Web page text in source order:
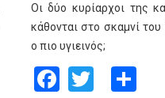
Οι δύο κυρίαρχοι της
κάθονται στο σκαμνί
ο πιο υγιεινός;
Facebook
Twitter